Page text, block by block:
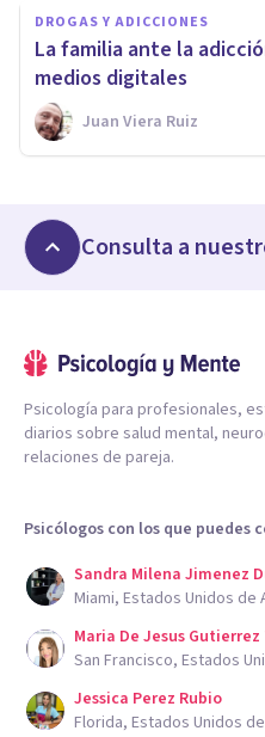
DROGAS Y ADICCIONES
La familia ante la
medios digitales
Juan Viera Ruiz
Consulta a
Psicología para profesionales,
diarios sobre salud mental,
relaciones de pareja.
Psicólogos con los que puedes
Sandra Milena Jimenez
Miami, Estados Unidos de
Maria De Jesus
San Francisco, Estados
Jessica Perez Rubio
Florida, Estados Unidos